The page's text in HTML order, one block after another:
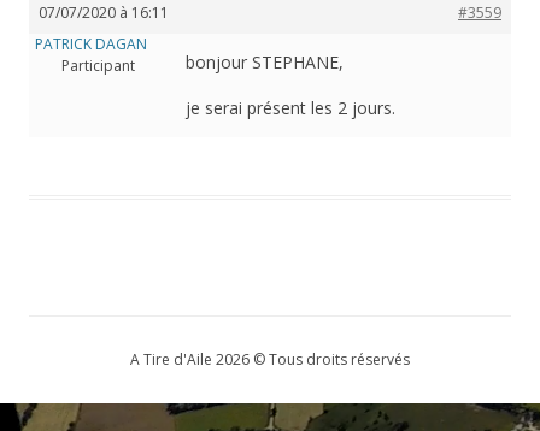
07/07/2020 à 16:11
#3559
PATRICK DAGAN
Participant
bonjour STEPHANE,
je serai présent les 2 jours.
A Tire d'Aile 2026 © Tous droits réservés